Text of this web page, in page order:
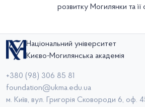
розвитку Могилянки та її
Національний університет
Києво-Могилянська академія
+380 (98) 306 85 81
foundation@ukma.edu.ua
м. Київ, вул. Григорія Сковороди 6, оф.